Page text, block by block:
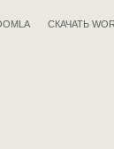
СКАЧАТЬ